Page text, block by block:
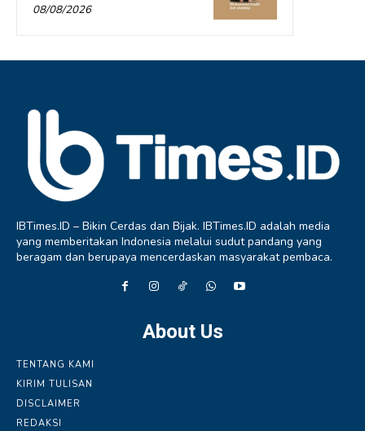
08/08/2026
IBTimes.ID – Bikin Cerdas dan Bijak. IBTimes.ID adalah media
yang memberitakan Indonesia melalui sudut pandang yang
beragam dan berupaya mencerdaskan masyarakat pembaca.
About Us
TENTANG KAMI
KIRIM TULISAN
DISCLAIMER
REDAKSI